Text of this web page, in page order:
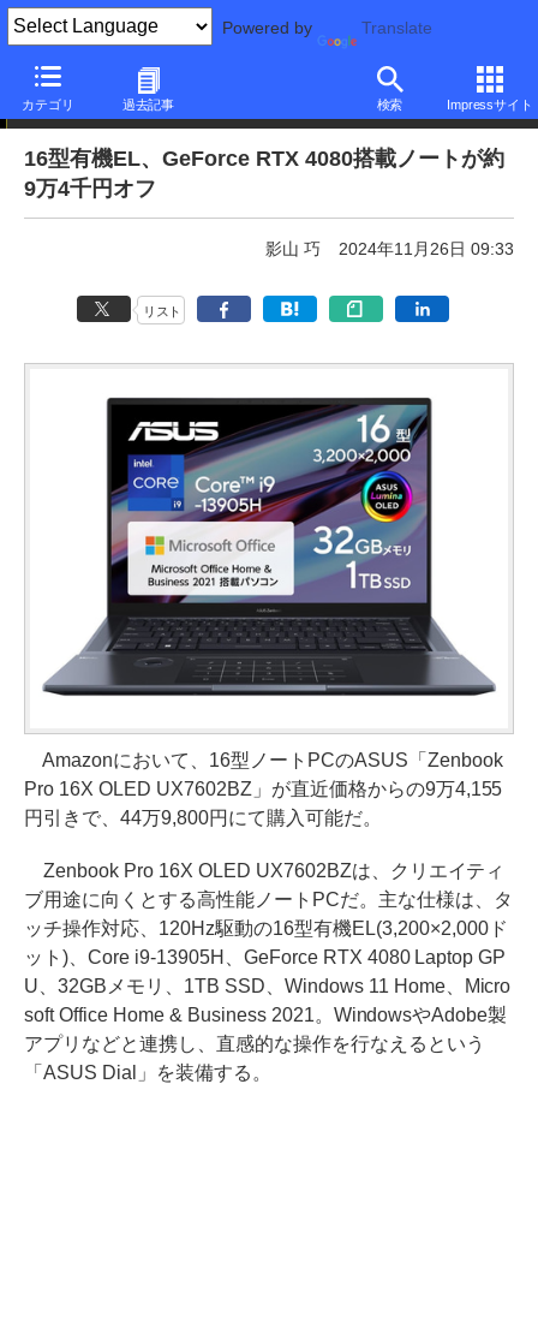
Powered by Translate
カテゴリ 過去記事 検索 Impressサイト
本日みつけたお買い得品
16型有機EL、GeForce RTX 4080搭載ノートが約
9万4千円オフ
影山 巧 2024年11月26日 09:33
リスト
Amazonにおいて、16型ノートPCのASUS「Zenbook
Pro 16X OLED UX7602BZ」が直近価格からの9万4,155
円引きで、44万9,800円にて購入可能だ。
Zenbook Pro 16X OLED UX7602BZは、クリエイティ
ブ用途に向くとする高性能ノートPCだ。主な仕様は、タ
ッチ操作対応、120Hz駆動の16型有機EL(3,200×2,000ド
ット)、Core i9-13905H、GeForce RTX 4080 Laptop GP
U、32GBメモリ、1TB SSD、Windows 11 Home、Micro
soft Office Home & Business 2021。WindowsやAdobe製
アプリなどと連携し、直感的な操作を行なえるという
「ASUS Dial」を装備する。